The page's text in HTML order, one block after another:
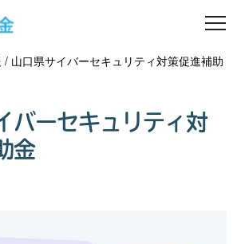
/ 山口県サイバーセキュリティ対策促進補助
バーセキュリティ対
金